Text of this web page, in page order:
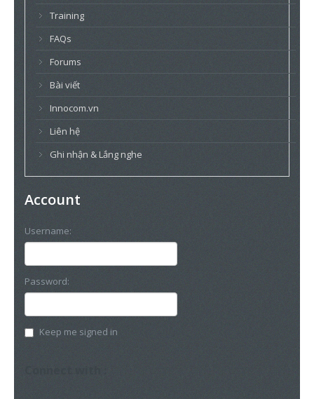
Training
FAQs
Forums
Bài viết
Innocom.vn
Liên hệ
Ghi nhận & Lắng nghe
Account
Username:
Password:
Keep me signed in